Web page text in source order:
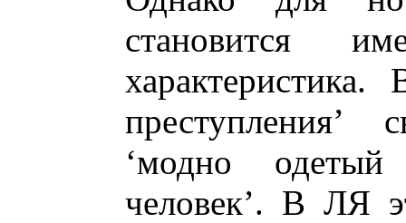
становится
преступления’
‘модно
человек’. В ЛЯ